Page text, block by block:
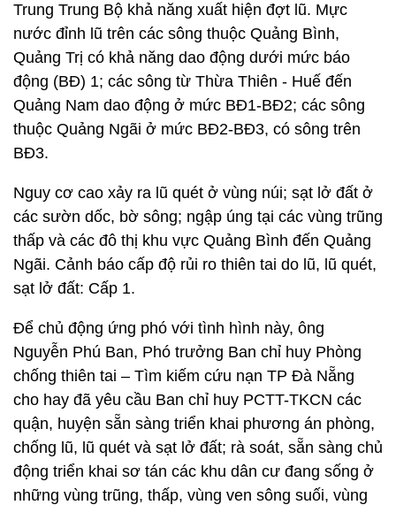
Trung Trung Bộ khả năng xuất hiện đợt lũ. Mực
nước đỉnh lũ trên các sông thuộc Quảng Bình,
Quảng Trị có khả năng dao động dưới mức báo
động (BĐ) 1; các sông từ Thừa Thiên - Huế đến
Quảng Nam dao động ở mức BĐ1-BĐ2; các sông
thuộc Quảng Ngãi ở mức BĐ2-BĐ3, có sông trên
BĐ3.
Nguy cơ cao xảy ra lũ quét ở vùng núi; sạt lở đất ở
các sườn dốc, bờ sông; ngập úng tại các vùng trũng
thấp và các đô thị khu vực Quảng Bình đến Quảng
Ngãi. Cảnh báo cấp độ rủi ro thiên tai do lũ, lũ quét,
sạt lở đất: Cấp 1.
Để chủ động ứng phó với tình hình này, ông
Nguyễn Phú Ban, Phó trưởng Ban chỉ huy Phòng
chống thiên tai – Tìm kiếm cứu nạn TP Đà Nẵng
cho hay đã yêu cầu Ban chỉ huy PCTT-TKCN các
quận, huyện sẵn sàng triển khai phương án phòng,
chống lũ, lũ quét và sạt lở đất; rà soát, sẵn sàng chủ
động triển khai sơ tán các khu dân cư đang sống ở
những vùng trũng, thấp, vùng ven sông suối, vùng